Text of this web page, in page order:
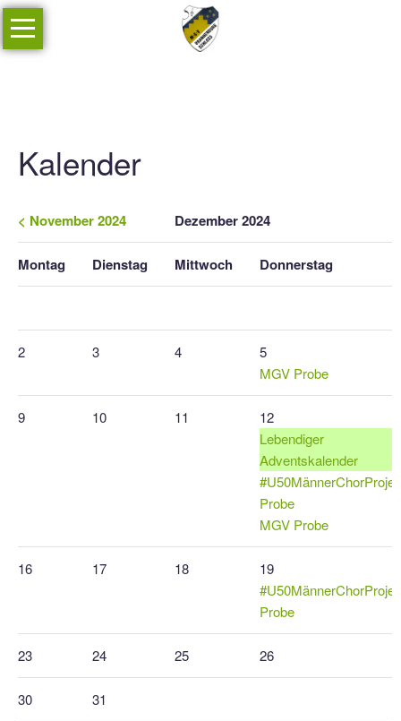
Navigation
überspringen
Home
Termine
Vereinsgeschichte
Über
Projektchor
Kalender
< November 2024 Dezember 2024
Montag Dienstag Mittwoch Donnerstag
2 3 4
5
MGV Probe
9 10 11
12
Lebendiger
Adventskalender
Probe
MGV Probe
16 17 18
19
Probe
23 24 25 26
30 31